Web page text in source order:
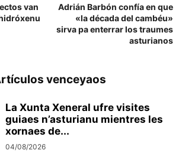
van
Adrián Barbón confía en que
«la década del cambéu»
sirva pa enterrar los traumes
asturianos
venceyaos
La Xunta Xeneral ufre visites
guiaes n’asturianu mientres les
xornaes de...
04/08/2026